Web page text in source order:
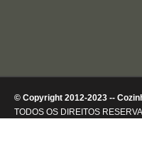
© Copyright 2012-2023 --
TODOS OS DIREITOS